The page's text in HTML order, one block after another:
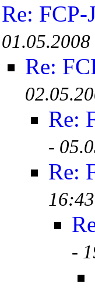
Re: FCP-
Re:
Re:
-
Re:
16:43
-